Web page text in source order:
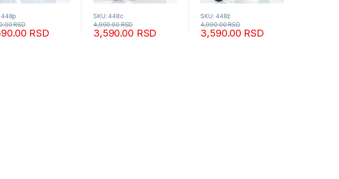
448p
RSD
RSD
SKU: 448c
3,590.00 RSD
4,990.00RSD
SKU: 448ž
3,590.00 RSD
4,990.00RSD